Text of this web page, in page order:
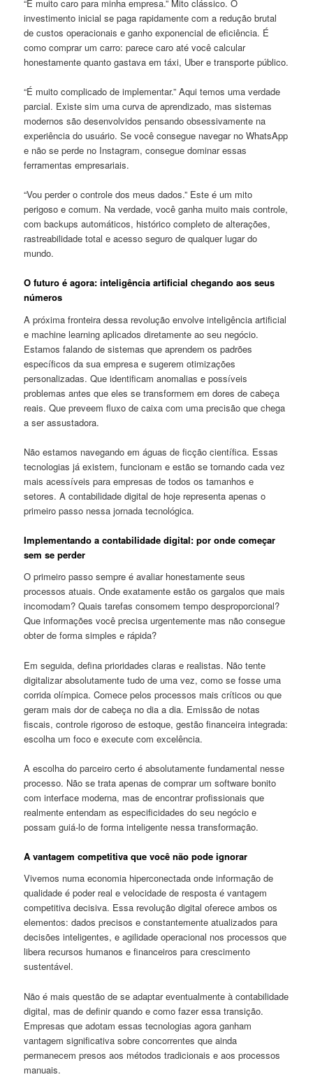
“É muito caro para minha empresa.” Mito clássico. O
investimento inicial se paga rapidamente com a redução brutal
de custos operacionais e ganho exponencial de eficiência. É
como comprar um carro: parece caro até você calcular
honestamente quanto gastava em táxi, Uber e transporte público.
“É muito complicado de implementar.” Aqui temos uma verdade
parcial. Existe sim uma curva de aprendizado, mas sistemas
modernos são desenvolvidos pensando obsessivamente na
experiência do usuário. Se você consegue navegar no WhatsApp
e não se perde no Instagram, consegue dominar essas
ferramentas empresariais.
“Vou perder o controle dos meus dados.” Este é um mito
perigoso e comum. Na verdade, você ganha muito mais controle,
com backups automáticos, histórico completo de alterações,
rastreabilidade total e acesso seguro de qualquer lugar do
mundo.
O futuro é agora: inteligência artificial chegando aos seus
números
A próxima fronteira dessa revolução envolve inteligência artificial
e machine learning aplicados diretamente ao seu negócio.
Estamos falando de sistemas que aprendem os padrões
específicos da sua empresa e sugerem otimizações
personalizadas. Que identificam anomalias e possíveis
problemas antes que eles se transformem em dores de cabeça
reais. Que preveem fluxo de caixa com uma precisão que chega
a ser assustadora.
Não estamos navegando em águas de ficção científica. Essas
tecnologias já existem, funcionam e estão se tornando cada vez
mais acessíveis para empresas de todos os tamanhos e
setores. A contabilidade digital de hoje representa apenas o
primeiro passo nessa jornada tecnológica.
Implementando a contabilidade digital: por onde começar
sem se perder
O primeiro passo sempre é avaliar honestamente seus
processos atuais. Onde exatamente estão os gargalos que mais
incomodam? Quais tarefas consomem tempo desproporcional?
Que informações você precisa urgentemente mas não consegue
obter de forma simples e rápida?
Em seguida, defina prioridades claras e realistas. Não tente
digitalizar absolutamente tudo de uma vez, como se fosse uma
corrida olímpica. Comece pelos processos mais críticos ou que
geram mais dor de cabeça no dia a dia. Emissão de notas
fiscais, controle rigoroso de estoque, gestão financeira integrada:
escolha um foco e execute com excelência.
A escolha do parceiro certo é absolutamente fundamental nesse
processo. Não se trata apenas de comprar um software bonito
com interface moderna, mas de encontrar profissionais que
realmente entendam as especificidades do seu negócio e
possam guiá-lo de forma inteligente nessa transformação.
A vantagem competitiva que você não pode ignorar
Vivemos numa economia hiperconectada onde informação de
qualidade é poder real e velocidade de resposta é vantagem
competitiva decisiva. Essa revolução digital oferece ambos os
elementos: dados precisos e constantemente atualizados para
decisões inteligentes, e agilidade operacional nos processos que
libera recursos humanos e financeiros para crescimento
sustentável.
Não é mais questão de se adaptar eventualmente à contabilidade
digital, mas de definir quando e como fazer essa transição.
Empresas que adotam essas tecnologias agora ganham
vantagem significativa sobre concorrentes que ainda
permanecem presos aos métodos tradicionais e aos processos
manuais.